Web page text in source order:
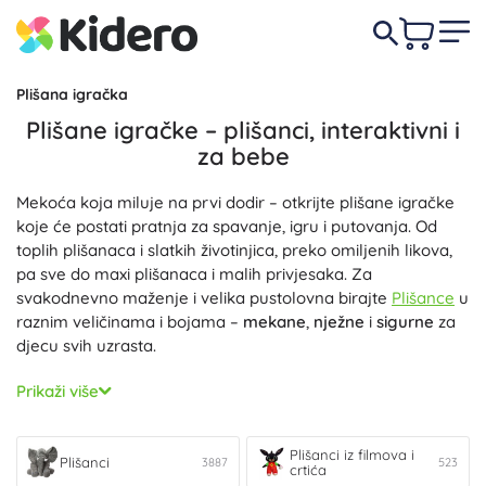
Plišana igračka
Plišane igračke – plišanci, interaktivni i
za bebe
Mekoća koja miluje na prvi dodir – otkrijte plišane igračke
koje će postati pratnja za spavanje, igru i putovanja. Od
toplih plišanaca i slatkih životinjica, preko omiljenih likova,
pa sve do maxi plišanaca i malih privjesaka. Za
svakodnevno maženje i velika pustolovna birajte Plišance u
raznim veličinama i bojama – mekane, nježne i sigurne za
djecu svih uzrasta.
Želite više od samog maženja?
govoriti, svirati melodije ili reagirati na dodir, pa tako potiču
igračke oduševljavaju realistčnom izradom, mekom
ispunom i malom težinom,
ugodnesu na dodir i
Prikaži više
Plišanci 3887
Plišanci iz filmova i
crtića
523